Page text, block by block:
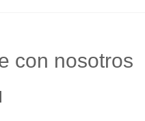
con nosotros